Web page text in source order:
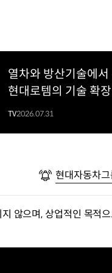
열차와 방산기술에서
현대로템의 기술 확장
TV2026.07.31
현대자동차
않으며, 상업적인 목적